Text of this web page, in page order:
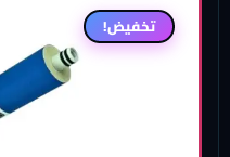
تخفيض!